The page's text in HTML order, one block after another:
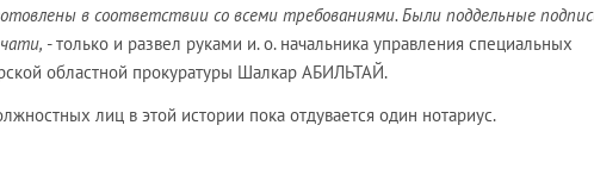
в соответствии со всеми требованиями. Были поддельные
- только и развел руками и. о. начальника управления специальных
областной прокуратуры Шалкар АБИЛЬТАЙ.
лиц в этой истории пока отдувается один нотариус.